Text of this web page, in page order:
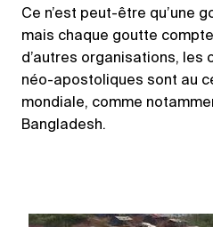
Ce n’est peut-être qu’une
mais chaque goutte
d’autres organisations,
néo-apostoliques sont au
mondiale, comme
Bangladesh.